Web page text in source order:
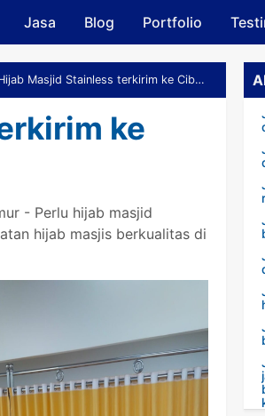
Skip to main content
Jasa Blog Portfolio
Masjid Stainless terkirim ke Cibubur Jakarta Timur
ke
- Perlu hijab masjid
hijab masjis berkualitas di